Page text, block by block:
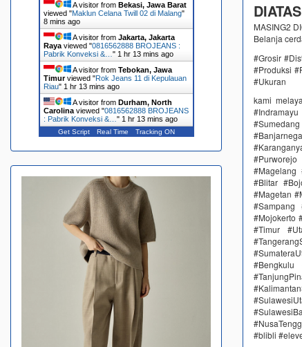
MASING2
Belanja
#Grosir
#Produksi
#Ukuran
kami
#Magelang
#Blitar
#Magetan
#Sampang
#Mojokerto
#Timur
#Bengkulu
#blibli
A visitor from Bekasi, Jawa Barat
viewed "Maklun Celana Twill 02 di Malang"
8 mins ago
A visitor from Jakarta, Jakarta
Rayaviewed "0816562888 BROJEANS :
Pabrik Konveksi &… " 1 hr 13 mins ago
A visitor from Tebokan, Jawa
Timurviewed "Rok Jeans 11 di Kepulauan
Riau" 1 hr 13 mins ago
A visitor from Durham, North
Carolinaviewed "0816562888 BROJEANS
: Pabrik Konveksi &… " 1 hr 13 mins ago
Get Script Real Time Tracking ON